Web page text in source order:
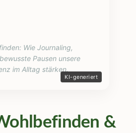
Wie Journaling,
Pausen unsere
im Alltag stärken.
&